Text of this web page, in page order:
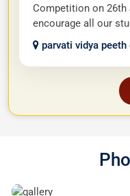
Competition on
encourage all our
parvati vidya